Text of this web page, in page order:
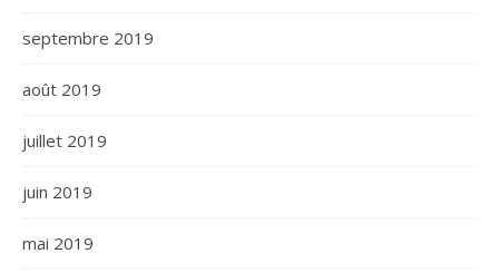
septembre 2019
août 2019
juillet 2019
juin 2019
mai 2019